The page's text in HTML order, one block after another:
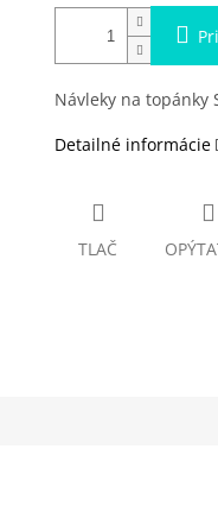
Návleky na topánky
Detailné informácie
TLAČ